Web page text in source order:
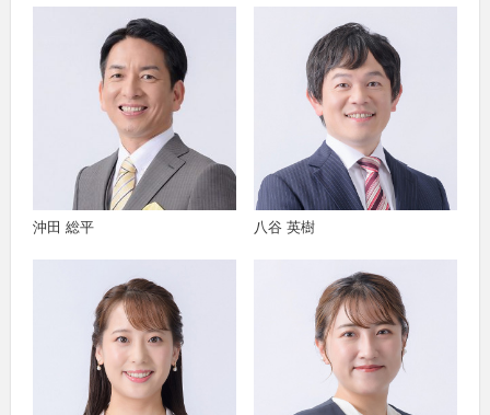
沖田 総平 八谷 英樹